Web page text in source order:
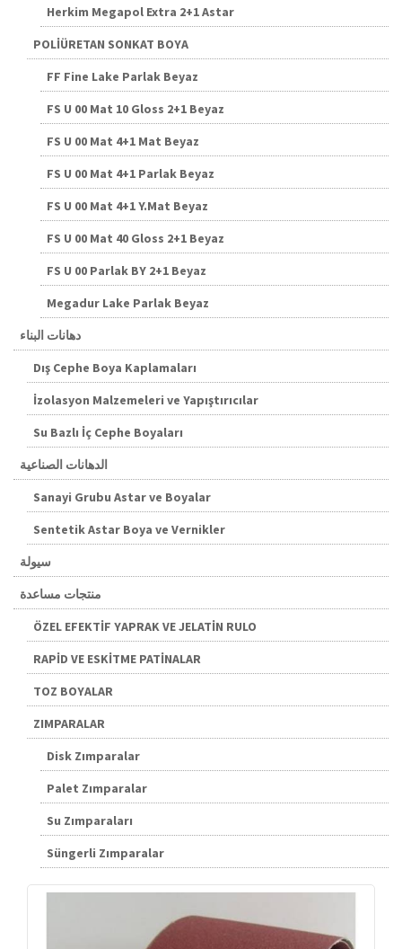
Herkim Megapol Extra 2+1 Astar
POLİÜRETAN SONKAT BOYA
FF Fine Lake Parlak Beyaz
FS U 00 Mat 10 Gloss 2+1 Beyaz
FS U 00 Mat 4+1 Mat Beyaz
FS U 00 Mat 4+1 Parlak Beyaz
FS U 00 Mat 4+1 Y.Mat Beyaz
FS U 00 Mat 40 Gloss 2+1 Beyaz
FS U 00 Parlak BY 2+1 Beyaz
Megadur Lake Parlak Beyaz
دهانات البناء
Dış Cephe Boya Kaplamaları
İzolasyon Malzemeleri ve Yapıştırıcılar
Su Bazlı İç Cephe Boyaları
الدهانات الصناعية
Sanayi Grubu Astar ve Boyalar
Sentetik Astar Boya ve Vernikler
سيولة
منتجات مساعدة
ÖZEL EFEKTİF YAPRAK VE JELATİN RULO
RAPİD VE ESKİTME PATİNALAR
TOZ BOYALAR
ZIMPARALAR
Disk Zımparalar
Palet Zımparalar
Su Zımparaları
Süngerli Zımparalar